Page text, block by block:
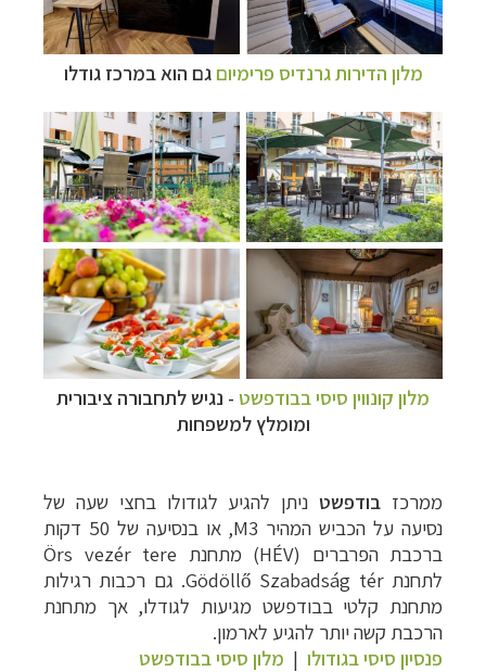
מלון הדירות גרנדיס פרימיום גם הוא במרכז גודלו
מלון קונווין סיסי בבודפשט - נגיש לתחבורה ציבורית
ומומלץ למשפחות
ממרכז בודפשט ניתן להגיע לגודולו בחצי שעה של
נסיעה על הכביש המהיר 3
M
, או בנסיעה של 50 דקות
ברכבת הפרברים (HÉV) מתחנת Örs vezér tere
לתחנתGödöllő Szabadság tér. גם רכבות רגילות
מתחנת קלטי בבודפשט מגיעות לגודלו, אך מתחנת
הרכבת קשה יותר להגיע לארמון.
פנסיון סיסי בגודולו | מלון סיסי בבודפשט